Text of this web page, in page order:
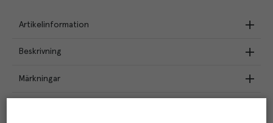
Artikelinformation
Beskrivning
Märkningar